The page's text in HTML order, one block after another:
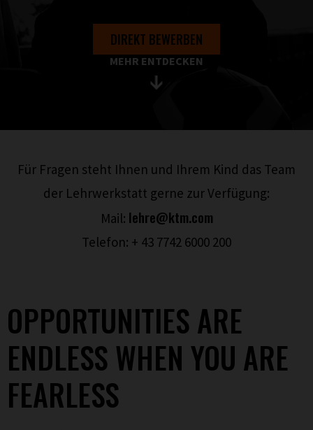
DIREKT BEWERBEN
MEHR ENTDECKEN
Für Fragen steht Ihnen und Ihrem Kind das Team
der Lehrwerkstatt gerne zur Verfügung:
Mail: lehre@ktm.com
Telefon: + 43 7742 6000 200
OPPORTUNITIES ARE
ENDLESS WHEN YOU ARE
FEARLESS